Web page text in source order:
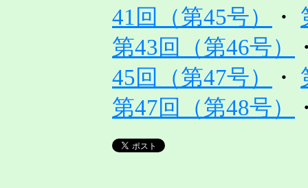
41回（第45号）
・
第43回（第46号）
45回（第47号）
・
第47回（第48号）